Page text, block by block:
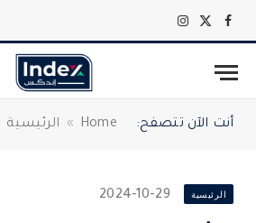
فيسبوك
X
الانستغرام
أنت الآن تتصفح: Home
» الرئيسية
الرئيسية 2024-10-29